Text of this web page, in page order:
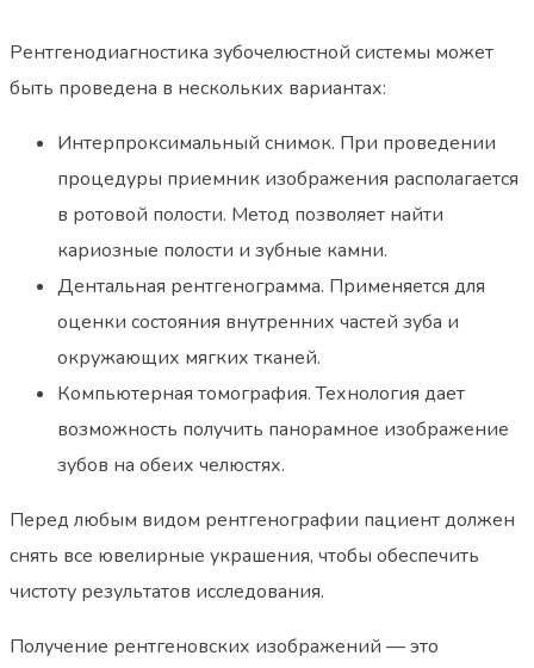
Рентгенодиагностика зубочелюстной системы может
быть проведена в нескольких вариантах:
Интерпроксимальный снимок. При проведении
процедуры приемник изображения располагается
в ротовой полости. Метод позволяет найти
кариозные полости и зубные камни.
Дентальная рентгенограмма. Применяется для
оценки состояния внутренних частей зуба и
окружающих мягких тканей.
Компьютерная томография. Технология дает
возможность получить панорамное изображение
зубов на обеих челюстях.
Перед любым видом рентгенографии пациент должен
снять все ювелирные украшения, чтобы обеспечить
чистоту результатов исследования.
Получение рентгеновских изображений — это